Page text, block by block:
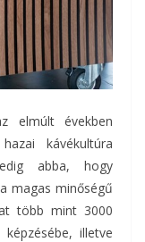
elmúlt években
kávékultúra
abba, hogy
magas minőségű
több mint 3000
illetve